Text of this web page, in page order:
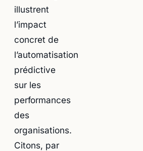
illustrent
l’impact
concret de
l’automatisation
prédictive
sur les
performances
des
organisations.
Citons, par